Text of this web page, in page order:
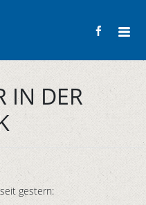
IN DER
gestern: